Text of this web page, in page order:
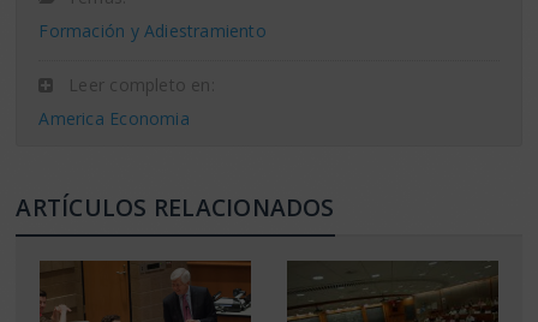
Formación y Adiestramiento
Leer completo en:
America Economia
ARTÍCULOS RELACIONADOS